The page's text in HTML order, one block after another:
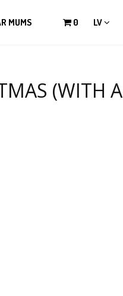
MUMS 0 LV
(WITH A